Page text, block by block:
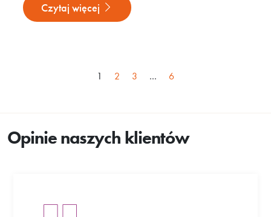
Czytaj więcej
1 2 3 … 6
Opinie naszych klientów